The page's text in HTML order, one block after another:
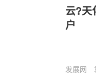
云?天
户
发展网